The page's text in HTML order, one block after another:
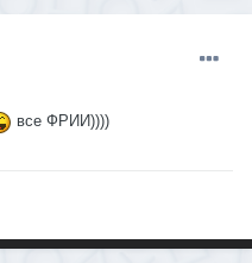
все ФРИИ))))